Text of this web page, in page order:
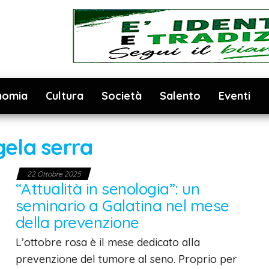
Cultura Società Salento Eventi
serra
22 Ottobre 2025
“Attualità in senologia”: un
seminario a Galatina nel mese
della prevenzione
L’ottobre rosa è il mese dedicato alla
prevenzione del tumore al seno. Proprio per